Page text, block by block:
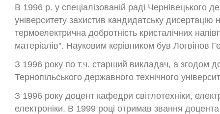
В 1996 р. у спеціалізованій раді Чернівецького
університету захистив кандидатську дисертацію
термоелектрична добротність кристалічних
матеріалів”. Науковим керівником був Логвінов
З 1996 року по т.ч. старший викладач, а згодом
Тернопільського державного технічного
З 1996 року доцент кафедри світлотехніки,
електроніки. В 1999 році отримав звання